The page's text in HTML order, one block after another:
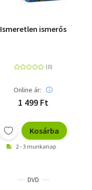
Ismeretlen ismerős
Online ár:
1 499 Ft
Kosárba
2 - 3 munkanap
DVD